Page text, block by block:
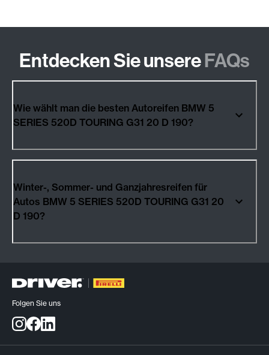
Entdecken Sie unsereFAQs
Wie wählt man die besten Autoreifen BMW 5
SERIES 520D TOURING G31 20 D 190?
Winter-, Sommer- und Ganzjahresreifen für
Autos BMW 5 SERIES 520D TOURING G31 20
D 190?
Folgen Sie uns